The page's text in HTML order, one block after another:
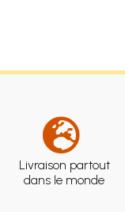
Livraison partout
dans le monde